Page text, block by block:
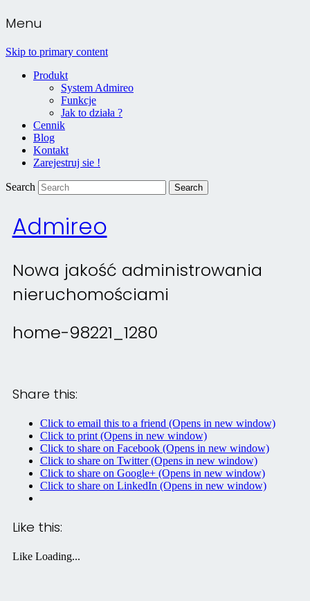
Menu
Skip to primary content
Produkt
System Admireo
Funkcje
Jak to działa ?
Cennik
Blog
Kontakt
Zarejestruj sie !
Search
Admireo
Nowa jakość administrowania
nieruchomościami
home-98221_1280
Share this:
Click to email this to a friend (Opens in new window)
Click to print (Opens in new window)
Click to share on Facebook (Opens in new window)
Click to share on Twitter (Opens in new window)
Click to share on Google+ (Opens in new window)
Click to share on LinkedIn (Opens in new window)
Like this:
Like Loading...